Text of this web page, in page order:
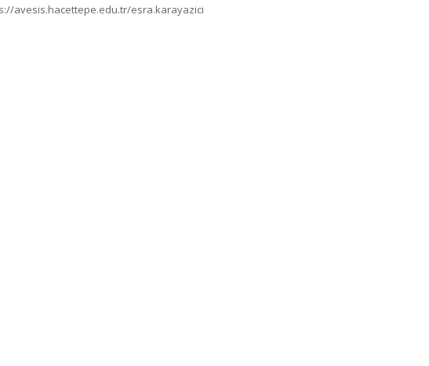
avesis.hacettepe.edu.tr/esra.karayazici